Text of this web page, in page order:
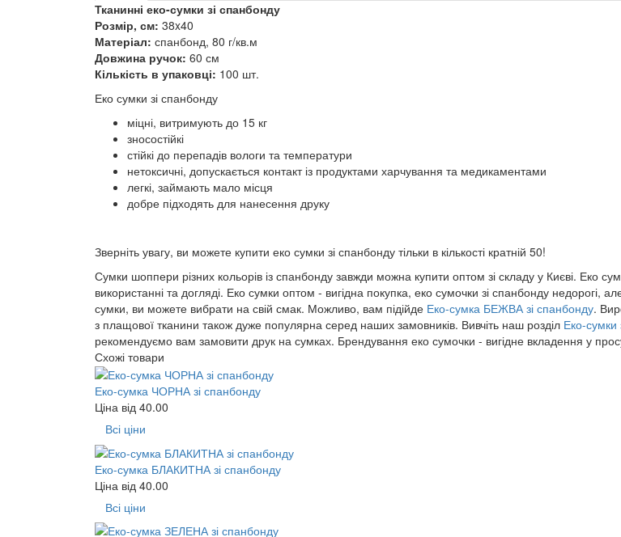
Тканинні еко-сумки зі спанбонду
Розмір, см: 38x40
Матеріал: спанбонд, 80 г/кв.м
Довжина ручок: 60 см
Кількість в упаковці: 100 шт.
Еко сумки зі спанбонду
міцні, витримують до 15 кг
зносостійкі
стійкі до перепадів вологи та температури
нетоксичні, допускається контакт із продуктами харчування та медикаментами
легкі, займають мало місця
добре підходять для нанесення друку
Зверніть увагу, ви можете купити еко сумки зі спанбонду тільки в кількості кратній 50!
Сумки шоппери різних кольорів із спанбонду завжди можна купити оптом зі складу у Києві. Еко
використанні та догляді. Еко сумки оптом - вигідна покупка, еко сумочки зі спанбонду недорогі,
сумки, ви можете вибрати на свій смак. Можливо, вам підійде Еко-сумка БЕЖВА зі спанбонду.
з плащової тканини також дуже популярна серед наших замовників. Вивчіть наш розділ Еко-сумки
рекомендуємо вам замовити друк на сумках. Брендування еко сумочки - вигідне вкладення у
Схожі товари
Еко-сумка ЧОРНА зі спанбонду
Ціна від 40.00
Всі ціни
Еко-сумка БЛАКИТНА зі спанбонду
Ціна від 40.00
Всі ціни